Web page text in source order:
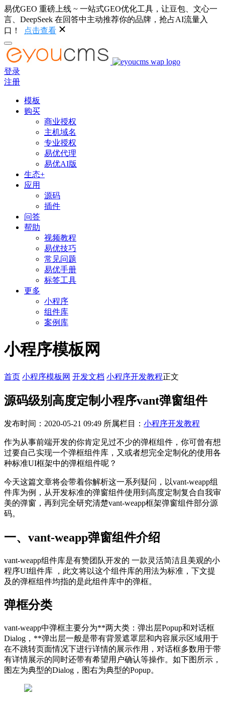
易优GEO 重磅上线 ~ 一站式GEO优化工具，让豆包、文心一
言、DeepSeek 在回答中主动推荐你的品牌，抢占AI流量入
口！
点击查看
登录
注册
模板
购买
商业授权
主机域名
专业授权
易优代理
易优AI版
生态+
应用
源码
插件
问答
帮助
视频教程
易优技巧
常见问题
易优手册
标签工具
更多
小程序
组件库
案例库
小程序模板网
首页 小程序模板网 开发文档 小程序开发教程正文
源码级别高度定制小程序vant弹窗组件
发布时间：2020-05-21 09:49 所属栏目： 小程序开发教程
作为从事前端开发的你肯定见过不少的弹框组件，你可曾有想
过要自己实现一个弹框组件库，又或者想完全定制化的使用各
种标准UI框架中的弹框组件呢？
今天这篇文章将会带着你解析这一系列疑问，以vant-weapp组
件库为例，从开发标准的弹窗组件使用到高度定制复合自我审
美的弹窗，再到完全研究清楚vant-weapp框架弹窗组件部分源
码。
一、vant-weapp弹窗组件介绍
vant-weapp组件库是有赞团队开发的 一款灵活简洁且美观的小
程序UI组件库 ，此文将以这个组件库的用法为标准，下文提
及的弹框组件均指的是此组件库中的弹框。
弹框分类
vant-weapp中弹框主要分为**两大类：弹出层Popup和对话框
Dialog，**弹出层一般是带有背景遮罩层和内容展示区域用于
在不跳转页面情况下进行详情的展示作用，对话框多数用于带
有详情展示的同时还带有希望用户确认等操作。如下图所示，
图左为典型的Dialog，图右为典型的Popup。